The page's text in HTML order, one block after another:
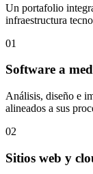
Un portafolio
infraestructura
01
Software a
Análisis, diseño e
alineados a sus
02
Sitios web y